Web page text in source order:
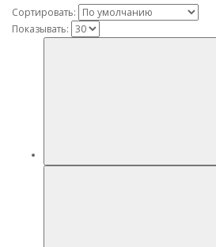
Сортировать:
Показывать: